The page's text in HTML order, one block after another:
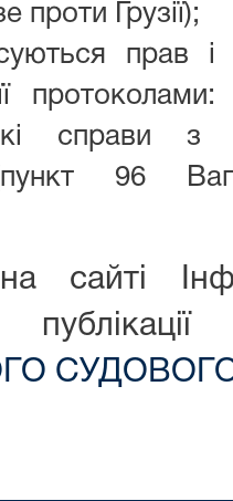
проти Грузії);
прав і
протоколами:
справи з
(пункт 96
сайті